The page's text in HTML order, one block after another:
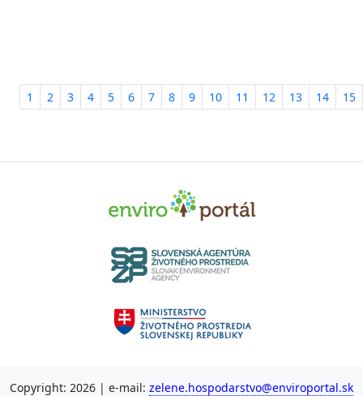
1 2 3 4 5 6 7 8 9 10 11 12 13 14 15
Copyright: 2026 | e-mail: zelene.hospodarstvo@enviroportal.sk